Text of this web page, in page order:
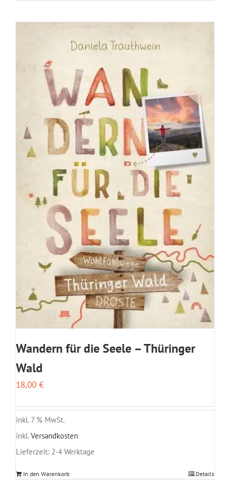
Wandern für die Seele – Thüringer
Wald
18,00 €
inkl. 7 % MwSt.
inkl.Versandkosten
Lieferzeit: 2-4 Werktage
In den Warenkorb Details